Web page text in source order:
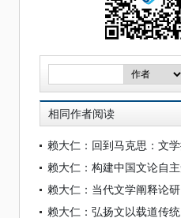
相同作者阅读
赖大仁：弘扬文以载道传统